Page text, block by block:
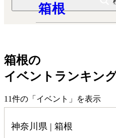
箱根
箱根の
イベントランキン
11件の「イベント」を表示
神奈川県 | 箱根